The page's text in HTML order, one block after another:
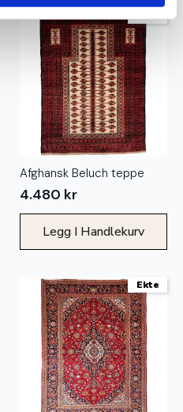
Afghansk Beluch teppe
4.480 kr
Legg I Handlekurv
Ekte